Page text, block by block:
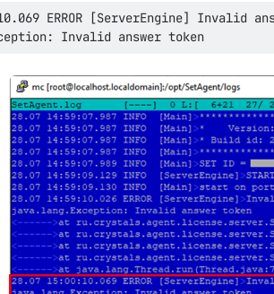
Invalid answer token
Открыть файл «»